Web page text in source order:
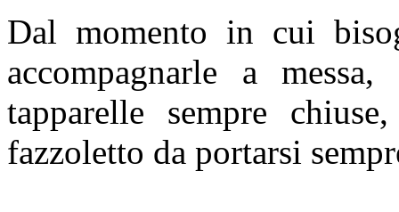
Dal momento in cui
accompagnarle a
tapparelle sempre
fazzoletto da portarsi